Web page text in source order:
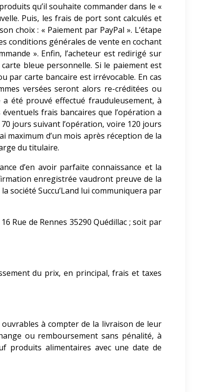
qu’il souhaite commander dans le «
Puis, les frais de port sont calculés et
choix : « Paiement par PayPal ». L’étape
conditions générales de vente en cochant
». Enfin, l’acheteur est redirigé sur
bleue personnelle. Si le paiement est
par carte bancaire est irrévocable. En cas
versées seront alors re-créditées ou
été prouvé effectué frauduleusement, à
frais bancaires que l’opération a
jours suivant l’opération, voire 120 jours
d’un mois après réception de la
du titulaire.
d’en avoir parfaite connaissance et la
enregistrée vaudront preuve de la
société Succu’Land lui communiquera par
Rue de Rennes 35290 Quédillac ; soit par
du prix, en principal, frais et taxes
à compter de la livraison de leur
ou remboursement sans pénalité, à
produits alimentaires avec une date de